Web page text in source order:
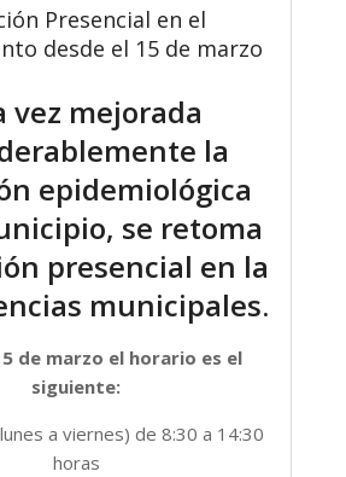
Presencial en el
desde el 15 de marzo
vez mejorada
la
epidemiológica
se retoma
presencial en la
municipales.
de marzo el horario es el
siguiente:
a viernes) de 8:30 a 14:30
horas